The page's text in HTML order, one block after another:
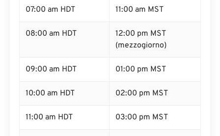
07:00 am HDT 11:00 am MST
08:00 am HDT
12:00 pm MST
(mezzogiorno)
09:00 am HDT 01:00 pm MST
10:00 am HDT 02:00 pm MST
11:00 am HDT 03:00 pm MST